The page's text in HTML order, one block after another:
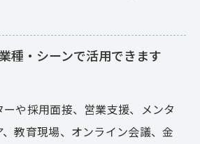
種・シーンで活用できます
ーや採用面接、営業支援、メンタ
教育現場、オンライン会議、金